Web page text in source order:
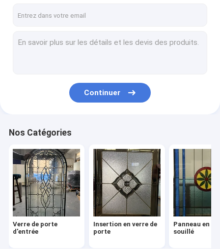
Abat-jour entre le verre
Verre trempé
Cadres en verre de porte
Insertion en verre de Cabinet
Barrière en aluminium ornementale
Continuer
Nos Catégories
Verre de porte
d'entrée
Insertion en verre de
porte
Panneau en
souillé